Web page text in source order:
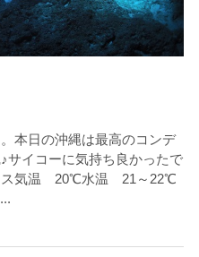
本日の沖縄は最高のコンデ
サイコーに気持ち良かったで
ス気温 20℃水温 21～22℃